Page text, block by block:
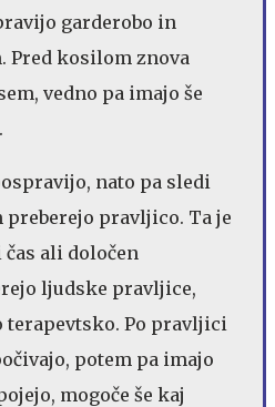
garderobo in
Pred kosilom znova
vedno pa imajo še
nato pa sledi
pravljico. Ta je
ali določen
ljudske pravljice,
terapevtsko. Po pravljici
potem pa imajo
mogoče še kaj